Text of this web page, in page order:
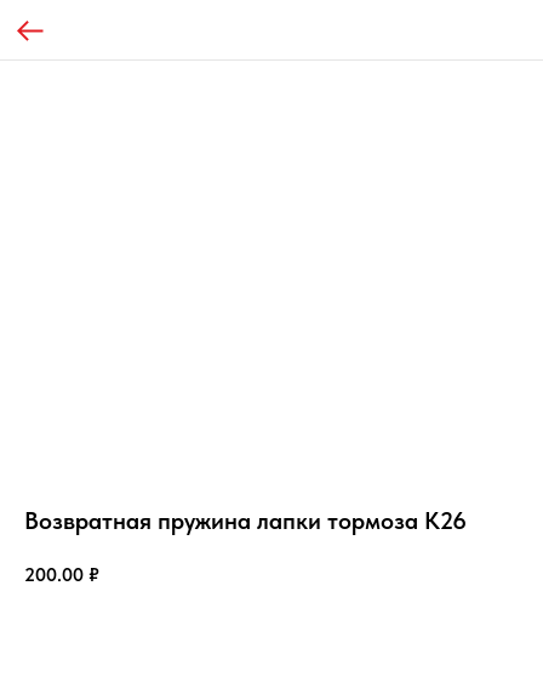
Возвратная пружина лапки тормоза К26
200.00 ₽